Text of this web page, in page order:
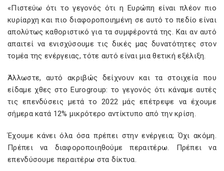
«Πιστεύω ότι το γεγονός ότι η Ευρώπη είναι πλέον πιο
κυρίαρχη και πιο διαφοροποιημένη σε αυτό το πεδίο είναι
απολύτως καθοριστικό για τα συμφέροντά της. Και αν αυτό
απαιτεί να ενισχύσουμε τις δικές μας δυνατότητες στον
τομέα της ενέργειας, τότε αυτό είναι μια θετική εξέλιξη.
Άλλωστε, αυτό ακριβώς δείχνουν και τα στοιχεία που
είδαμε χθες στο Eurogroup: το γεγονός ότι κάναμε αυτές
τις επενδύσεις μετά το 2022 μάς επέτρεψε να έχουμε
σήμερα κατά 12% μικρότερο αντίκτυπο από την κρίση.
Έχουμε κάνει όλα όσα πρέπει στην ενέργεια; Όχι ακόμη.
Πρέπει να διαφοροποιηθούμε περαιτέρω. Πρέπει να
επενδύσουμε περαιτέρω στα δίκτυα.